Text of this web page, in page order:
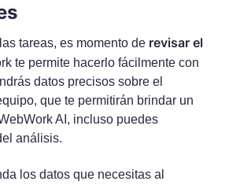
tareas, es momento de revisar el
te permite hacerlo fácilmente con
datos precisos sobre el
que te permitirán brindar un
AI, incluso puedes
análisis.
los datos que necesitas al